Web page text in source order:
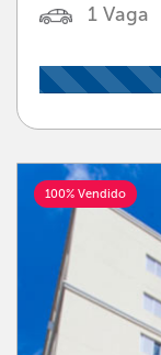
1 Vaga
100% Vendido